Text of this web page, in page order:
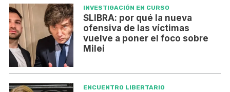
INVESTIGACIÓN EN CURSO
$LIBRA: por qué la nueva
ofensiva de las víctimas
vuelve a poner el foco sobre
Milei
ENCUENTRO LIBERTARIO